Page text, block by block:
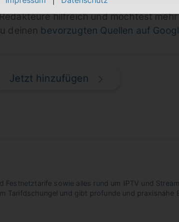
hilfreich und möchtest
deinen bevorzugten Quellen auf
Jetzt hinzufügen
sowie alles rund um IPTV und
Tarifdschungel und gibt profunde und